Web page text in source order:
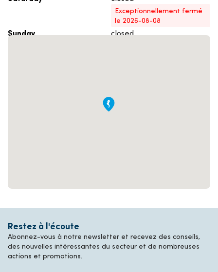
Exceptionnellement fermé
le 2026-08-08
Sunday closed
Restez à l'écoute
Abonnez-vous à notre newsletter et recevez des conseils,
des nouvelles intéressantes du secteur et de nombreuses
actions et promotions.